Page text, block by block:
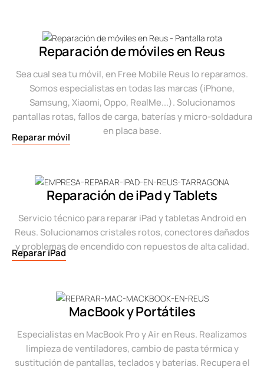
Reparación de móviles en Reus
Sea cual sea tu móvil, en Free Mobile Reus lo reparamos.
Somos especialistas en todas las marcas (iPhone,
Samsung, Xiaomi, Oppo, RealMe...). Solucionamos
pantallas rotas, fallos de carga, baterías y micro-soldadura
en placa base.
Reparar móvil
Reparación de iPad y Tablets
Servicio técnico para reparar iPad y tabletas Android en
Reus. Solucionamos cristales rotos, conectores dañados
y problemas de encendido con repuestos de alta calidad.
Reparar iPad
MacBook y Portátiles
Especialistas en MacBook Pro y Air en Reus. Realizamos
limpieza de ventiladores, cambio de pasta térmica y
sustitución de pantallas, teclados y baterías. Recupera el